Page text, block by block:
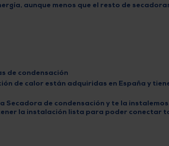
, aunque menos que el resto de
de condensación
de calor están adquiridas en España y
Secadora de condensación y te la
la instalación lista para poder conectar